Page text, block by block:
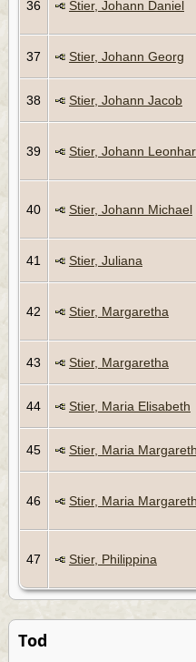
36 Stier, Johann Daniel
37 Stier, Johann Georg
38 Stier, Johann Jacob
39 Stier, Johann
40 Stier, Johann Michael
41 Stier, Juliana
42 Stier, Margaretha
43 Stier, Margaretha
44 Stier, Maria Elisabeth
45 Stier, Maria
46 Stier, Maria
47 Stier, Philippina
Tod